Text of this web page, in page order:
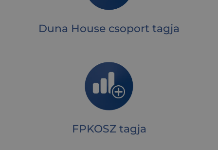
Duna House csoport tagja
FPKOSZ tagja